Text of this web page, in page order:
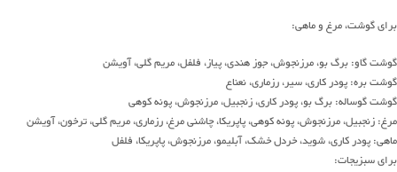
برای گوشت، مرغ و ماهی:
گوشت گاو: برگ بو، مرزنجوش، جوز هندی، پیاز، فلفل، مریم گلی، آویشن
گوشت بره: پودر کاری، سیر، رزماری، نعناع
گوشت گوساله: برگ بو، پودر کاری، زنجبیل، مرزنجوش، پونه کوهی
مرغ: زنجبیل، مرزنجوش، پونه کوهی، پاپریکا، چاشنی مرغ، رزماری، مریم گلی، ترخون، آویشن
ماهی: پودر کاری، شوید، خردل خشک، آبلیمو، مرزنجوش، پاپریکا، فلفل
برای سبزیجات: